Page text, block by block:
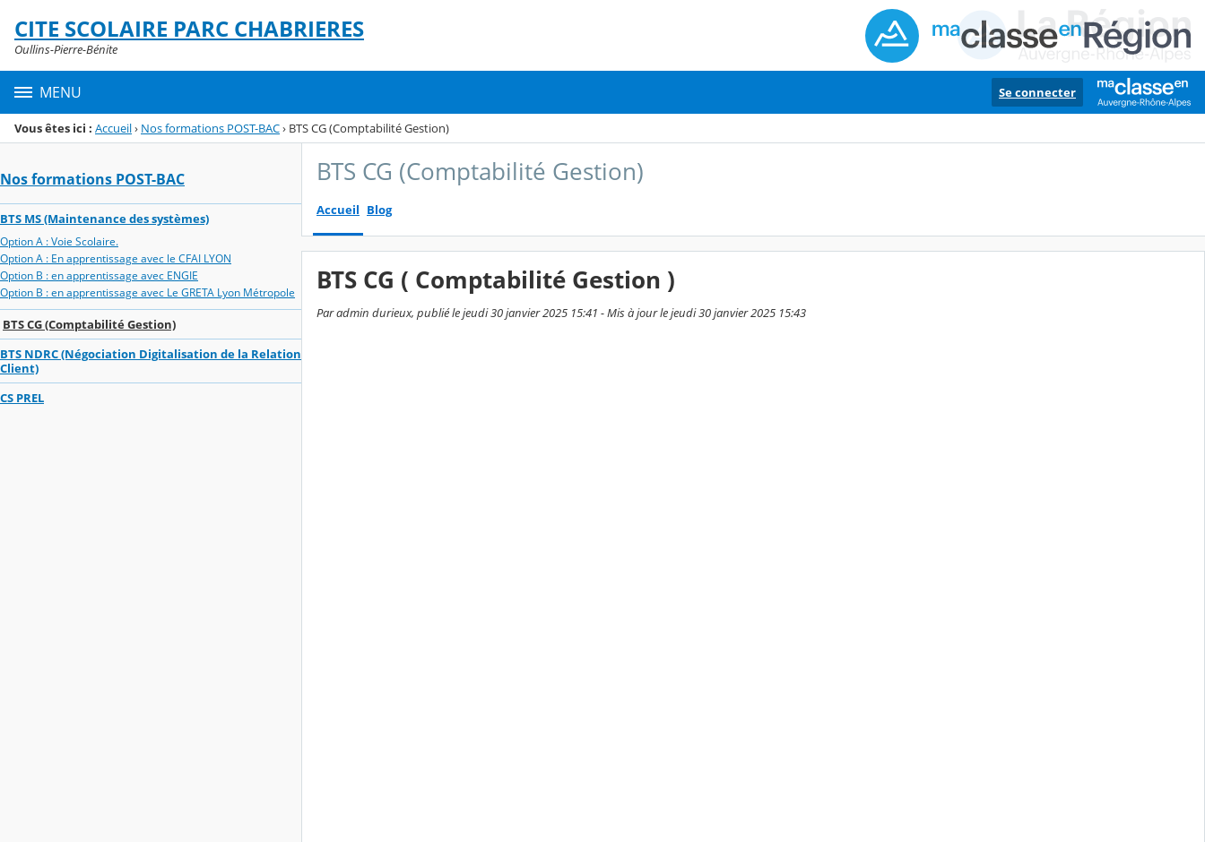
Menu de la rubrique
Contenu
CITE SCOLAIRE PARC CHABRIERES
Oullins-Pierre-Bénite
MENU Se connecter
Vous êtes ici : Accueil› Nos formations POST-BAC› BTS CG (Comptabilité Gestion)
Nos formations POST-BAC
BTS MS (Maintenance des systèmes)
Option A : Voie Scolaire.
Option A : En apprentissage avec le CFAI LYON
Option B : en apprentissage avec ENGIE
Option B : en apprentissage avec Le GRETA Lyon Métropole
BTS CG (Comptabilité Gestion)
BTS NDRC (Négociation Digitalisation de la Relation
Client)
CS PREL
BTS CG (Comptabilité Gestion)
Accueil Blog
BTS CG ( Comptabilité Gestion )
Par admin durieux, publié le jeudi 30 janvier 2025 15:41 - Mis à jour le jeudi 30 janvier 2025 15:43